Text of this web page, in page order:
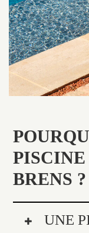
BRENS ?
UNE